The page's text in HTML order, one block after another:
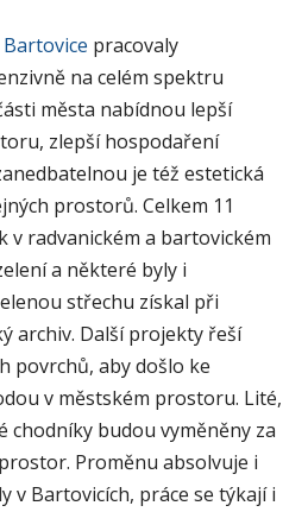
Bartovice pracovaly
na celém spektru
města nabídnou lepší
zlepší hospodaření
je též estetická
prostorů. Celkem 11
v radvanickém a bartovickém
a některé byly i
střechu získal při
archiv. Další projekty řeší
povrchů, aby došlo ke
v městském prostoru. Lité,
budou vyměněny za
Proměnu absolvuje i
v Bartovicích, práce se týkají i